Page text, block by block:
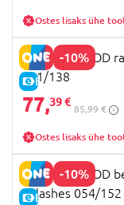
Ostes lisaks ühe
-10%
E-HIND
MOTHERHOOD
001/138
77,39 €
85,99 €
Ostes lisaks ühe
-10%
E-HIND
MOTHERHOOD
Splashes 054/152